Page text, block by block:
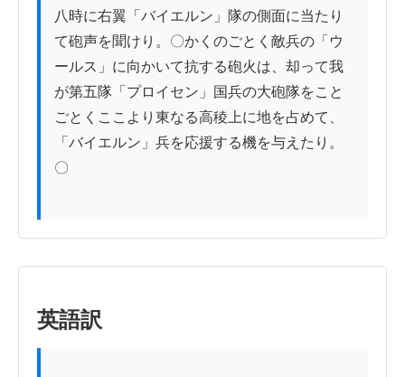
八時に右翼「バイエルン」隊の側面に当たり
て砲声を聞けり。〇かくのごとく敵兵の「ウ
ールス」に向かいて抗する砲火は、却って我
が第五隊「プロイセン」国兵の大砲隊をこと
ごとくここより東なる高稜上に地を占めて、
「バイエルン」兵を応援する機を与えたり。
〇
英語訳